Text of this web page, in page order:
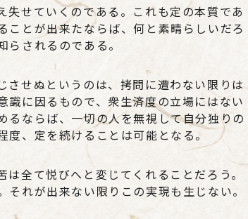
失せていくのである。これも定の本質であ
ことが出来たならば、何と素晴らしいだろ
されるのである。
せぬというのは、拷問に遭わない限りは
に因るもので、衆生済度の立場にはない
るならば、一切の人を無視して自分独りの
度、定を続けることは可能となる。
全て悦びへと変じてくれることだろう。
れが出来ない限りこの実現も生じない。